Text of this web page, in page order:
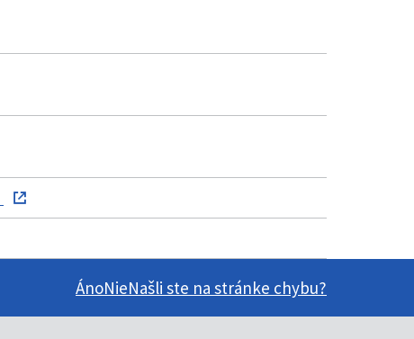
ÁnoNieNašli ste na stránke chybu?